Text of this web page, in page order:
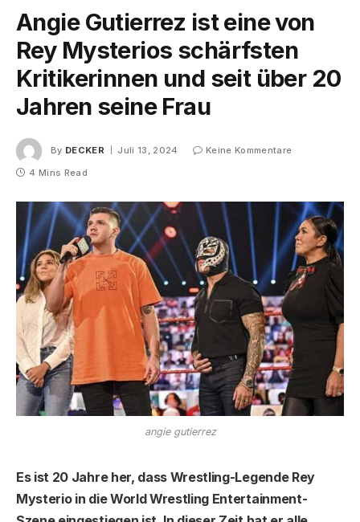
Angie Gutierrez ist eine von
Rey Mysterios schärfsten
Kritikerinnen und seit über 20
Jahren seine Frau
By DECKER Juli 13, 2024
Keine Kommentare
4 Mins Read
angie gutierrez
Es ist 20 Jahre her, dass Wrestling-Legende Rey
Mysterio in die World Wrestling Entertainment-